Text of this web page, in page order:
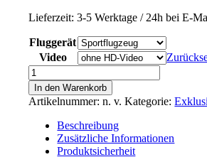
Lieferzeit:3-5 Werktage / 24h bei E-
Fluggerät
Video
Regensburg
Rundflug
–
Weltkulturerbe
Vogelperspektive
In den Warenkorb
Artikelnummer:n. v. Kategorie:
Beschreibung
Zusätzliche Informationen
Produktsicherheit